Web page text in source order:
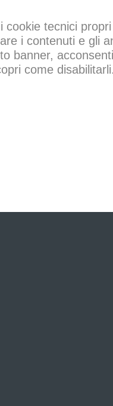
cookie tecnici
i contenuti e gli
banner,
come